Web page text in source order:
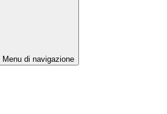
Menu di navigazione